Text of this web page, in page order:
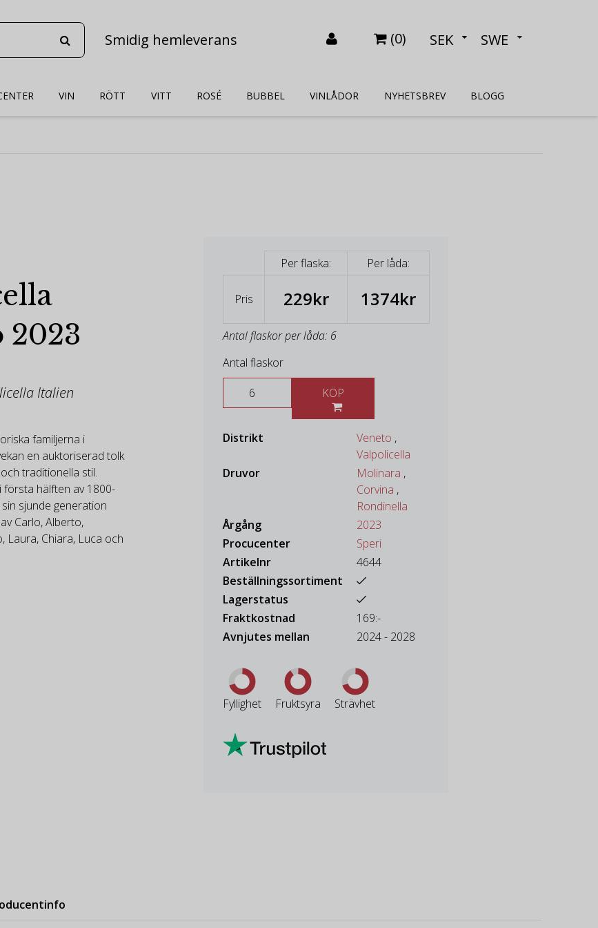
Smidig hemleverans (0) SEK SWE
VIN RÖTT VITT ROSÉ BUBBEL VINLÅDOR NYHETSBREV BLOGG
2023
Italien
familjerna i
en auktoriserad tolk
traditionella stil.
första hälften av 1800-
sjunde generation
Carlo, Alberto,
Laura, Chiara, Luca och
Per flaska: Per låda:
Pris 229kr 1374kr
Antal flaskor per låda: 6
Antal flaskor
Distrikt Veneto ,
Valpolicella
Druvor
Molinara ,
Corvina ,
Rondinella
Årgång
2023
Procucenter
Speri
Artikelnr
4644
Beställningssortiment
Lagerstatus
Fraktkostnad
169:-
Avnjutes mellan
2024 - 2028
Fyllighet Fruktsyra Strävhet